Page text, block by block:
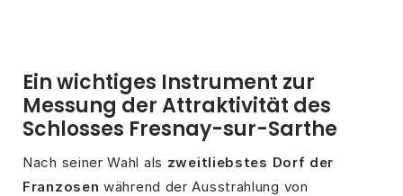
Ein wichtiges Instrument zur
Messung der Attraktivität des
Schlosses Fresnay-sur-Sarthe
Nach seiner Wahl als zweitliebstes Dorf der
Franzosen während der Ausstrahlung von